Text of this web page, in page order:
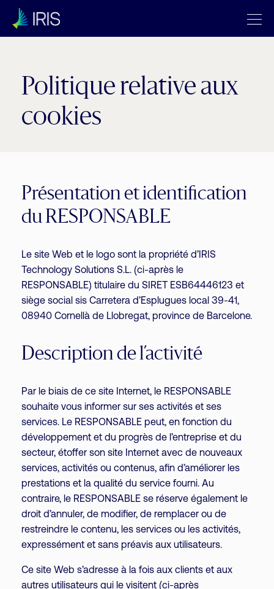
Politique relative aux
cookies
Présentation et identification
du RESPONSABLE
Le site Web et le logo sont la propriété d’IRIS
Technology Solutions S.L. (ci-après le
RESPONSABLE) titulaire du SIRET ESB64446123 et
siège social sis Carretera d’Esplugues local 39-41,
08940 Cornellà de Llobregat, province de Barcelone.
Description de l’activité
Par le biais de ce site Internet, le RESPONSABLE
souhaite vous informer sur ses activités et ses
services. Le RESPONSABLE peut, en fonction du
développement et du progrès de l’entreprise et du
secteur, étoffer son site Internet avec de nouveaux
services, activités ou contenus, afin d’améliorer les
prestations et la qualité du service fourni. Au
contraire, le RESPONSABLE se réserve également le
droit d’annuler, de modifier, de remplacer ou de
restreindre le contenu, les services ou les activités,
expressément et sans préavis aux utilisateurs.
Ce site Web s’adresse à la fois aux clients et aux
autres utilisateurs qui le visitent (ci-après